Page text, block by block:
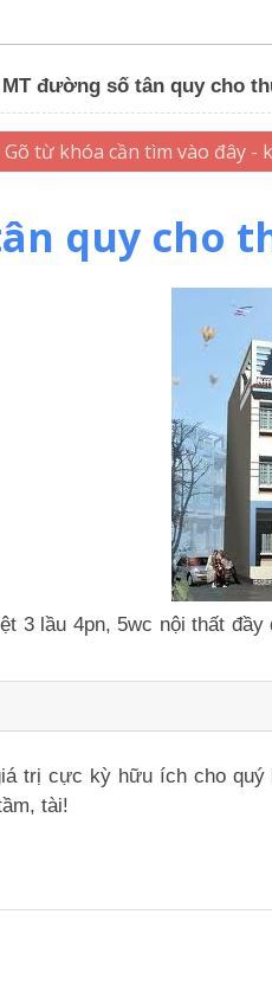
MT đường số tân quy cho
quy cho
3 lầu 4pn, 5wc nội thất
trị cực kỳ hữu ích cho
tài!